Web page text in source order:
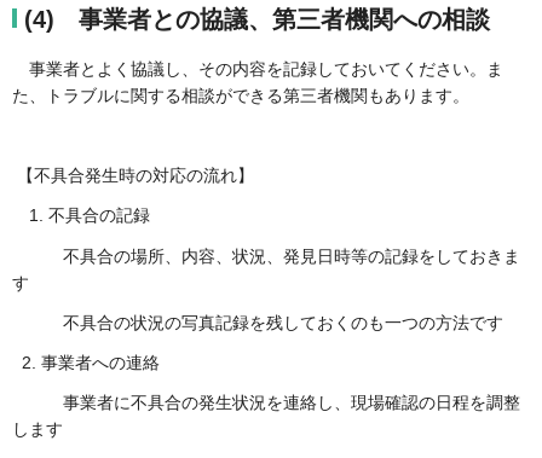
(4) 事業者との協議、第三者機関への相談
事業者とよく協議し、その内容を記録しておいてください。ま
た、トラブルに関する相談ができる第三者機関もあります。
【不具合発生時の対応の流れ】
1. 不具合の記録
不具合の場所、内容、状況、発見日時等の記録をしておきま
す
不具合の状況の写真記録を残しておくのも一つの方法です
2. 事業者への連絡
事業者に不具合の発生状況を連絡し、現場確認の日程を調整
します